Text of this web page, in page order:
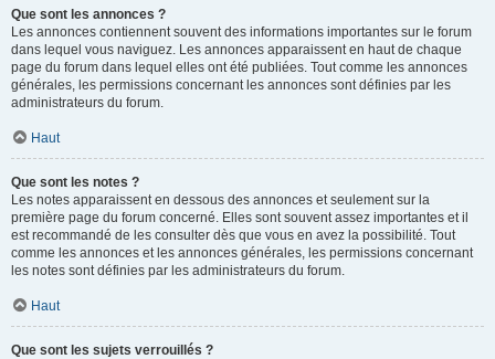
Que sont les annonces ?
Les annonces contiennent souvent des informations importantes sur le forum
dans lequel vous naviguez. Les annonces apparaissent en haut de chaque
page du forum dans lequel elles ont été publiées. Tout comme les annonces
générales, les permissions concernant les annonces sont définies par les
administrateurs du forum.
Haut
Que sont les notes ?
Les notes apparaissent en dessous des annonces et seulement sur la
première page du forum concerné. Elles sont souvent assez importantes et il
est recommandé de les consulter dès que vous en avez la possibilité. Tout
comme les annonces et les annonces générales, les permissions concernant
les notes sont définies par les administrateurs du forum.
Haut
Que sont les sujets verrouillés ?